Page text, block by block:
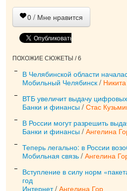
0 / Мне нравится
ПОХОЖИЕ СЮЖЕТЫ / 6
В Челябинской области
Мобильный Челябинск /
ВТБ увеличит выдачу
Банки и финансы / Стас
В России могут разрешить
Банки и финансы / Ангелина
Теперь легально: в России
Мобильная связь / Ангелина
Вступление в силу норм
год
Интернет/ Ангелина Гор